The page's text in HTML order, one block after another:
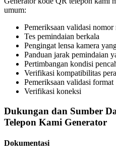
umum:
Pemeriksaan validasi nomor
Tes pemindaian berkala
Pengingat lensa kamera
Panduan jarak pemindaian
Pertimbangan kondisi
Verifikasi kompatibilitas
Pemeriksaan validasi format
Verifikasi koneksi
Dukungan dan Sumber
Telepon Kami Generator
Dokumentasi